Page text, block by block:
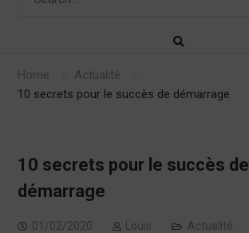
Home
Actualité
10 secrets pour le succès de démarrage
10 secrets pour le succès de
démarrage
01/02/2020 Louis Actualité